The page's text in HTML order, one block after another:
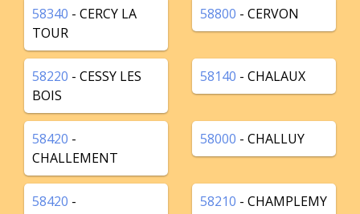
58340 - CERCY LA
TOUR
58800 - CERVON
58220 - CESSY LES
BOIS
58140 - CHALAUX
58420 -
CHALLEMENT
58000 - CHALLUY
58420 -
58210 - CHAMPLEMY